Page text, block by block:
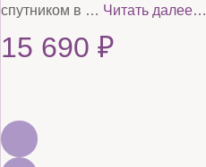
спутником в … Читать далее…
15 690 ₽